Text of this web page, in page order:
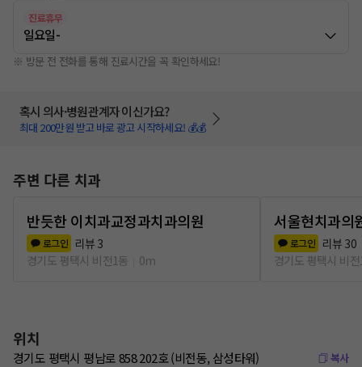
진료휴무
일요일-
※ 방문 전 전화를 통해 진료시간을 꼭 확인하세요!
혹시 의사·병원관계자 이신가요?
최대 200만원 받고 바로 광고 시작하세요! 💰💰
주변 다른 치과
반듯한 이치과교정과치과의원
로그인 리뷰 3
경기도 평택시 비전1동
0m
서울현치과의
로그인 리뷰 30
경기도 평택시 비
위치
경기도 평택시 평남로 858 202호 (비전동, 삼성타워) 복사